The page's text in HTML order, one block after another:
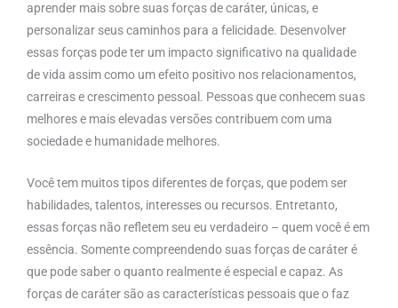
aprender mais sobre suas forças de caráter, únicas, e
personalizar seus caminhos para a felicidade. Desenvolver
essas forças pode ter um impacto significativo na qualidade
de vida assim como um efeito positivo nos relacionamentos,
carreiras e crescimento pessoal. Pessoas que conhecem suas
melhores e mais elevadas versões contribuem com uma
sociedade e humanidade melhores.
Você tem muitos tipos diferentes de forças, que podem ser
habilidades, talentos, interesses ou recursos. Entretanto,
essas forças não refletem seu eu verdadeiro – quem você é em
essência. Somente compreendendo suas forças de caráter é
que pode saber o quanto realmente é especial e capaz. As
forças de caráter são as características pessoais que o faz